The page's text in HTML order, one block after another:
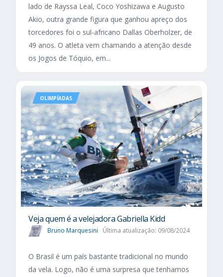
lado de Rayssa Leal, Coco Yoshizawa e Augusto
Akio, outra grande figura que ganhou apreço dos
torcedores foi o sul-africano Dallas Oberholzer, de
49 anos. O atleta vem chamando a atenção desde
os Jogos de Tóquio, em...
OLIMPÍADAS
Veja quem é a velejadora Gabriella Kidd
Bruno Marquesini Última atualização: 09/08/2024
O Brasil é um país bastante tradicional no mundo
da vela. Logo, não é uma surpresa que tenhamos